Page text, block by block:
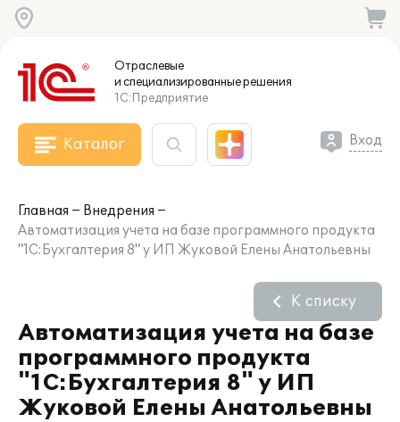
Отраслевые
и специализированныерешения
1С:Предприятие
Каталог Вход
Главная
Внедрения
Автоматизация учета на базе программного продукта
"1С:Бухгалтерия 8" у ИП Жуковой Елены Анатольевны
Автоматизация учета на базе
программного продукта
"1С:Бухгалтерия 8" у ИП
Жуковой Елены Анатольевны
К списку